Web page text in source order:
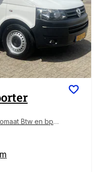
Btw en bpm
Combi Mini